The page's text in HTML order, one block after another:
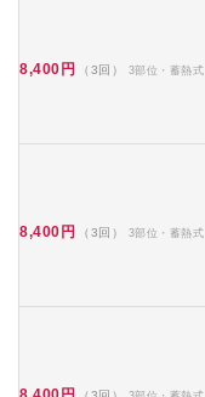
8,400円 （3回） 3部位・蓄熱式
8,400円 （3回） 3部位・蓄熱式